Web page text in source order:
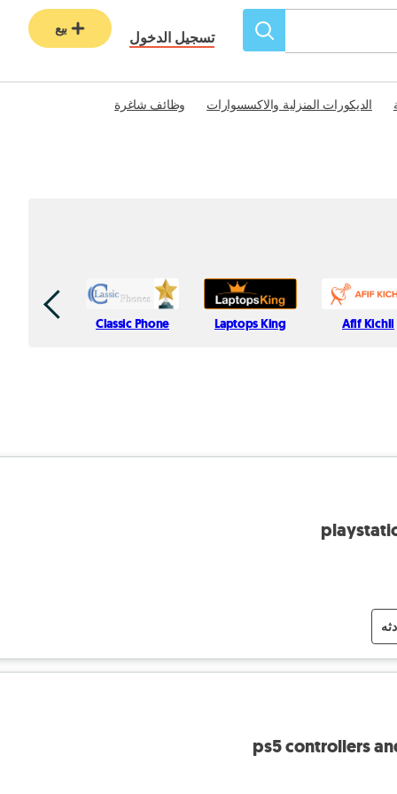
تسجيل الدخول
بيع
الديكورات المنزلية والاكسسوارات
وظائف شاغرة
Classic Phone Laptops King Afif Kichli
ps5 controllers